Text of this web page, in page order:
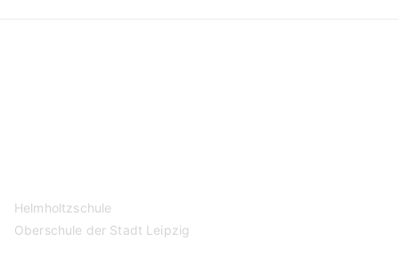
Helmholtzschule
Oberschule der Stadt Leipzig